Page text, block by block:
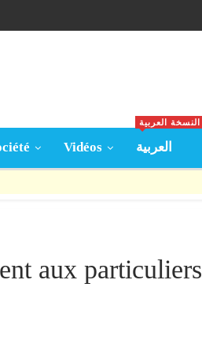
Vidéos العربية
النسخة العربية
aux particuliers